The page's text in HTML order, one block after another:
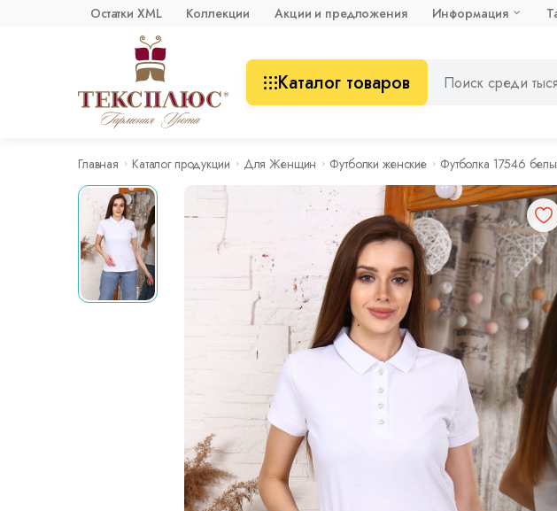
Остатки XML Коллекции Акции и предложения Информация
Каталог товаров
Главная Каталог продукции Для Женщин Футболки женские Футболка 17546